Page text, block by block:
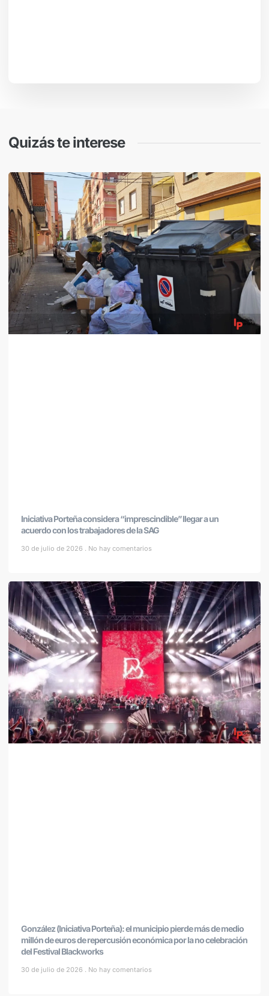
Quizás te interese
Iniciativa Porteña considera “imprescindible” llegar a un
acuerdo con los trabajadores de la SAG
30 de julio de 2026 No hay comentarios
González (Iniciativa Porteña): el municipio pierde más de medio
millón de euros de repercusión económica por la no celebración
del Festival Blackworks
30 de julio de 2026 No hay comentarios